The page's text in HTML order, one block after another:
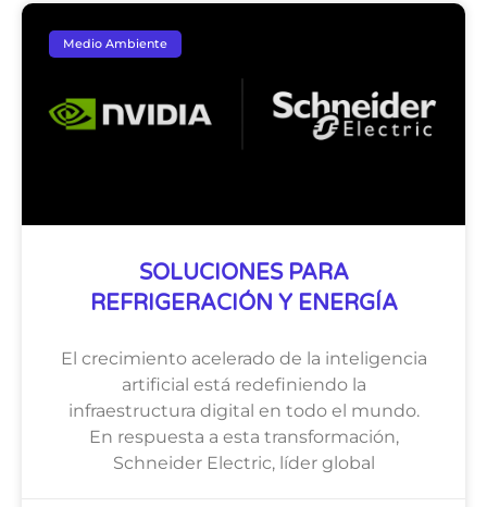
Medio Ambiente
SOLUCIONES PARA
REFRIGERACIÓN Y ENERGÍA
El crecimiento acelerado de la inteligencia
artificial está redefiniendo la
infraestructura digital en todo el mundo.
En respuesta a esta transformación,
Schneider Electric, líder global